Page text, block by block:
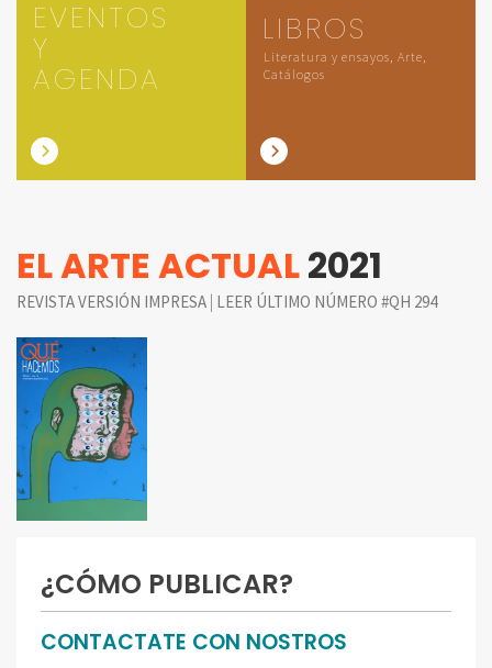
EVENTOS
Y
AGENDA
LIBROS
Literatura y ensayos, Arte,
Catálogos
EL ARTE ACTUAL2021
REVISTA VERSIÓN IMPRESA | LEER ÚLTIMO NÚMERO #QH 294
¿CÓMO PUBLICAR?
CONTACTATE CON NOSTROS